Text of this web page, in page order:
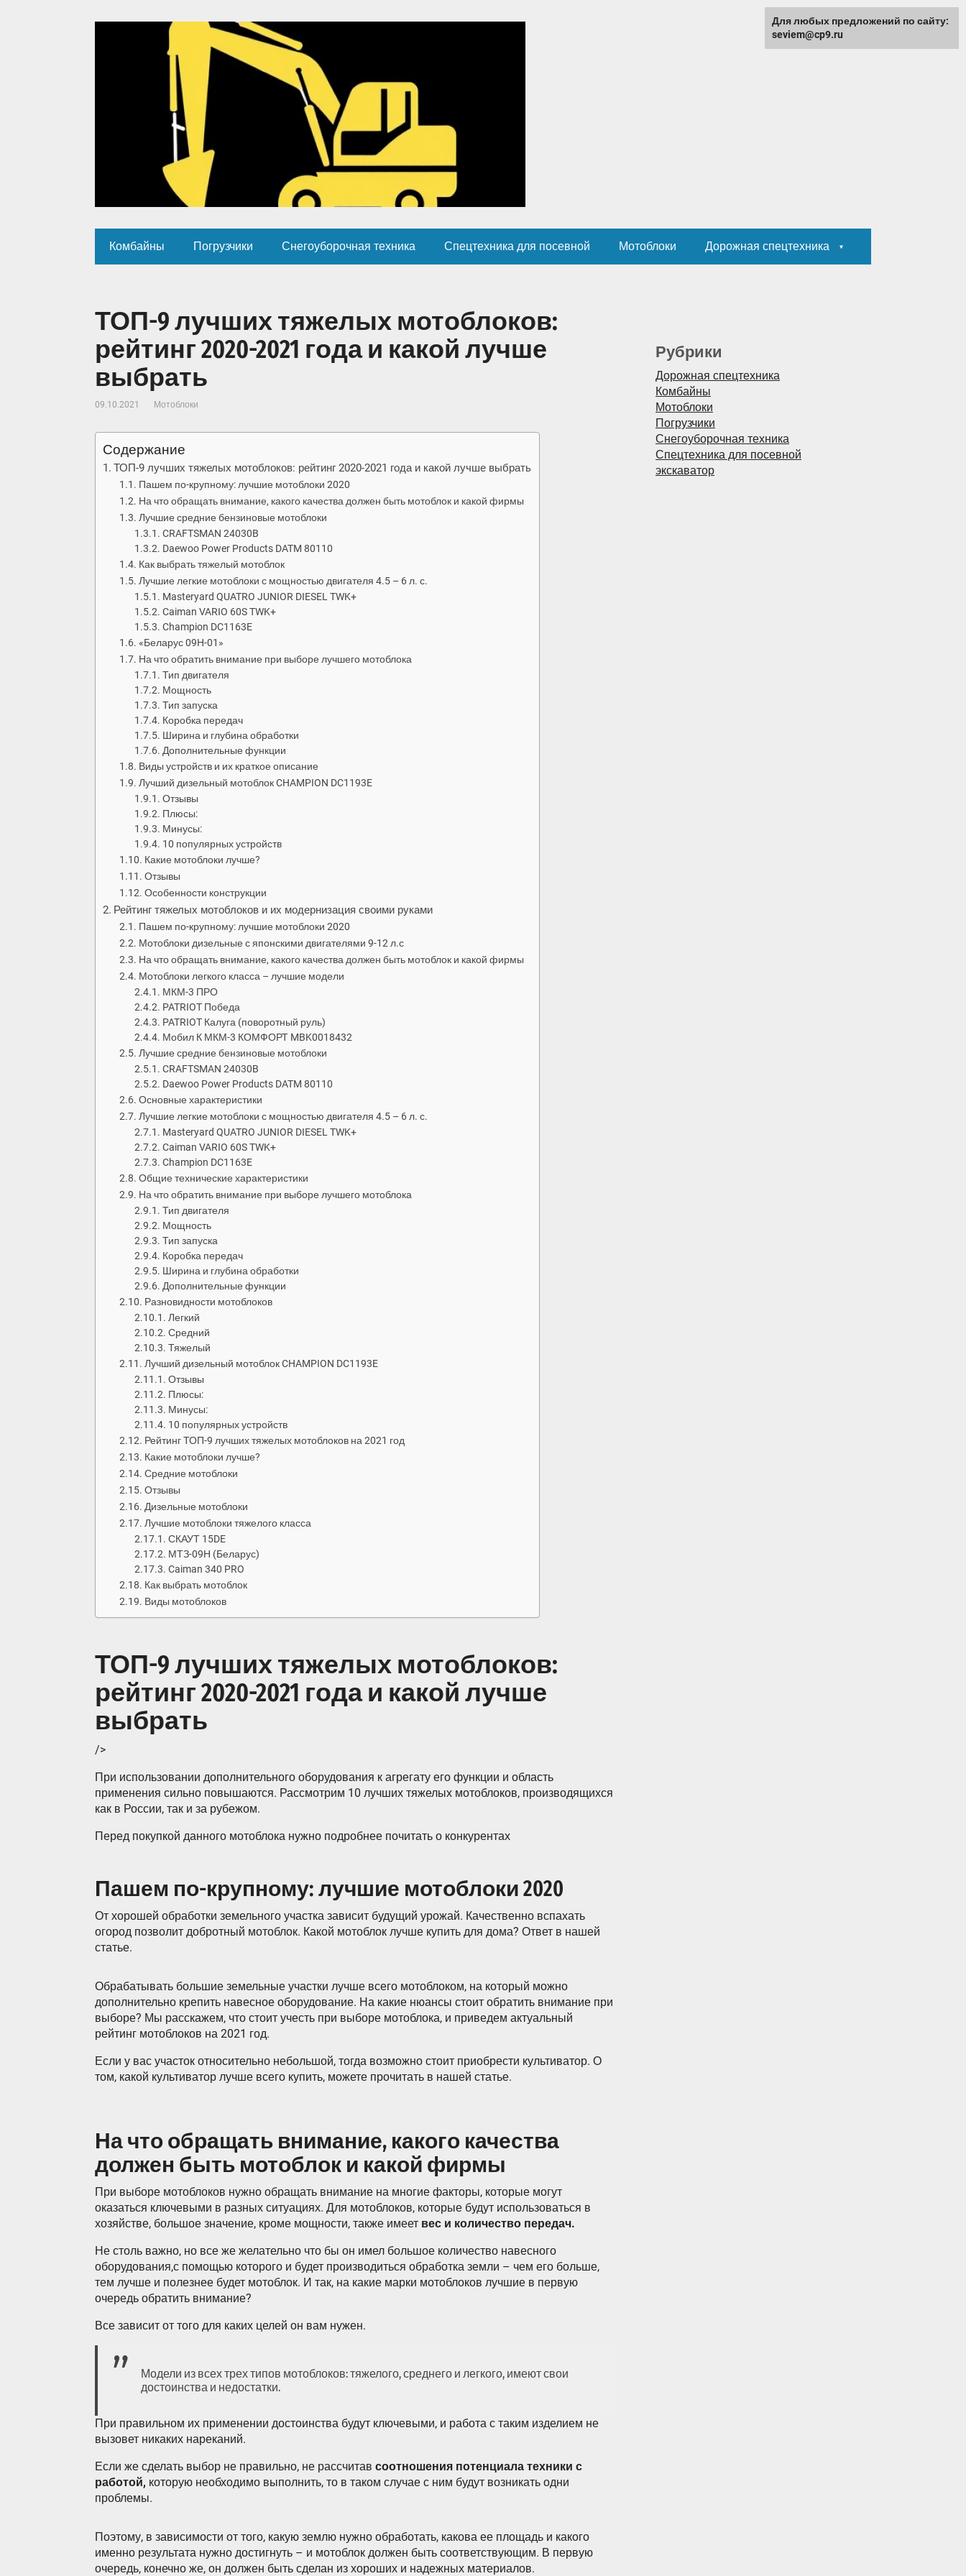
Комбайны Погрузчики Снегоуборочная техника Спецтехника для посевной Мотоблоки Дорожная спецтехника
ТОП-9 лучших тяжелых мотоблоков:
рейтинг 2020-2021 года и какой лучше
выбрать
09.10.2021 Мотоблоки
Содержание
ТОП-9 лучших тяжелых мотоблоков: рейтинг 2020-2021 года и какой лучше выбрать
Пашем по-крупному: лучшие мотоблоки 2020
На что обращать внимание, какого качества должен быть мотоблок и какой фирмы
Лучшие средние бензиновые мотоблоки
CRAFTSMAN 24030B
Daewoo Power Products DATM 80110
Как выбрать тяжелый мотоблок
Лучшие легкие мотоблоки с мощностью двигателя 4.5 – 6 л. с.
Masteryard QUATRO JUNIOR DIESEL TWK+
Caiman VARIO 60S TWK+
Champion DC1163E
«Беларус 09Н-01»
На что обратить внимание при выборе лучшего мотоблока
Тип двигателя
Мощность
Тип запуска
Коробка передач
Ширина и глубина обработки
Дополнительные функции
Виды устройств и их краткое описание
Лучший дизельный мотоблок CHAMPION DC1193E
Отзывы
Плюсы:
Минусы:
10 популярных устройств
Какие мотоблоки лучше?
Отзывы
Особенности конструкции
Рейтинг тяжелых мотоблоков и их модернизация своими руками
Пашем по-крупному: лучшие мотоблоки 2020
Мотоблоки дизельные с японскими двигателями 9-12 л.с
На что обращать внимание, какого качества должен быть мотоблок и какой фирмы
Мотоблоки легкого класса – лучшие модели
МКМ-3 ПРО
PATRIOT Победа
PATRIOT Калуга (поворотный руль)
Мобил К МКМ-3 КОМФОРТ MBK0018432
Лучшие средние бензиновые мотоблоки
CRAFTSMAN 24030B
Daewoo Power Products DATM 80110
Основные характеристики
Лучшие легкие мотоблоки с мощностью двигателя 4.5 – 6 л. с.
Masteryard QUATRO JUNIOR DIESEL TWK+
Caiman VARIO 60S TWK+
Champion DC1163E
Общие технические характеристики
На что обратить внимание при выборе лучшего мотоблока
Тип двигателя
Мощность
Тип запуска
Коробка передач
Ширина и глубина обработки
Дополнительные функции
Разновидности мотоблоков
Легкий
Средний
Тяжелый
Лучший дизельный мотоблок CHAMPION DC1193E
Отзывы
Плюсы:
Минусы:
10 популярных устройств
Рейтинг ТОП-9 лучших тяжелых мотоблоков на 2021 год
Какие мотоблоки лучше?
Средние мотоблоки
Отзывы
Дизельные мотоблоки
Лучшие мотоблоки тяжелого класса
СКАУТ 15DE
МТЗ-09Н (Беларус)
Caiman 340 PRO
Как выбрать мотоблок
Виды мотоблоков
ТОП-9 лучших тяжелых мотоблоков:
рейтинг 2020-2021 года и какой лучше
выбрать
/>
При использовании дополнительного оборудования к агрегату его функции и область
применения сильно повышаются. Рассмотрим 10 лучших тяжелых мотоблоков, производящихся
как в России, так и за рубежом.
Перед покупкой данного мотоблока нужно подробнее почитать о конкурентах
Пашем по-крупному: лучшие мотоблоки 2020
От хорошей обработки земельного участка зависит будущий урожай. Качественно вспахать
огород позволит добротный мотоблок. Какой мотоблок лучше купить для дома? Ответ в нашей
статье.
Обрабатывать большие земельные участки лучше всего мотоблоком, на который можно
дополнительно крепить навесное оборудование. На какие нюансы стоит обратить внимание при
выборе? Мы расскажем, что стоит учесть при выборе мотоблока, и приведем актуальный
рейтинг мотоблоков на 2021 год.
Если у вас участок относительно небольшой, тогда возможно стоит приобрести культиватор. О
том, какой культиватор лучше всего купить, можете прочитать в нашей статье.
На что обращать внимание, какого качества
должен быть мотоблок и какой фирмы
При выборе мотоблоков нужно обращать внимание на многие факторы, которые могут
оказаться ключевыми в разных ситуациях. Для мотоблоков, которые будут использоваться в
хозяйстве, большое значение, кроме мощности, также имеет вес и количество передач.
Не столь важно, но все же желательно что бы он имел большое количество навесного
оборудования,с помощью которого и будет производиться обработка земли – чем его больше,
тем лучше и полезнее будет мотоблок. И так, на какие марки мотоблоков лучшие в первую
очередь обратить внимание?
Все зависит от того для каких целей он вам нужен.
Модели из всех трех типов мотоблоков: тяжелого, среднего и легкого, имеют свои
достоинства и недостатки.
При правильном их применении достоинства будут ключевыми, и работа с таким изделием не
вызовет никаких нареканий.
Если же сделать выбор не правильно, не рассчитав соотношения потенциала техники с
работой, которую необходимо выполнить, то в таком случае с ним будут возникать одни
проблемы.
Поэтому, в зависимости от того, какую землю нужно обработать, какова ее площадь и какого
именно результата нужно достигнуть – и мотоблок должен быть соответствующим. В первую
очередь, конечно же, он должен быть сделан из хороших и надежных материалов.
Рубрики
Дорожная спецтехника
Комбайны
Мотоблоки
Погрузчики
Снегоуборочная техника
Спецтехника для посевной
экскаватор
Для любых предложений по сайту:
seviem@cp9.ru